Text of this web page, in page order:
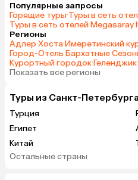
Популярные запросы
Горящие туры·Туры в сеть
Туры в сеть отелей Megasaray
Регионы
Адлер·Хоста·Имеретинский
Город-Отель Бархатные
Курортный городок·Геленджик·
Показать все регионы
Туры из Санкт-
Турция
Египет
Китай
Вьетнам
Остальные страны